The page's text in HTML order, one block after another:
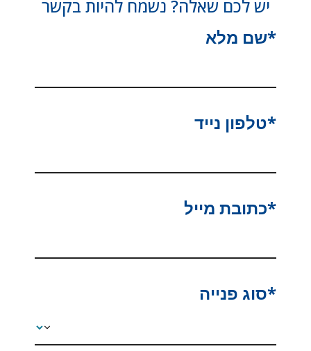
יש לכם שאלה? נשמח להיות בקשר
*שם מלא
*טלפון נייד
*כתובת מייל
*סוג פנייה